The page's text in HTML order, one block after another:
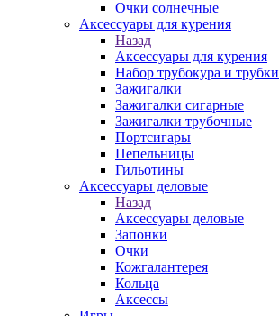
Очки солнечные
Аксессуары для курения
Назад
Аксессуары для курения
Набор трубокура и трубки
Зажигалки
Зажигалки сигарные
Зажигалки трубочные
Портсигары
Пепельницы
Гильотины
Аксессуары деловые
Назад
Аксессуары деловые
Запонки
Очки
Кожгалантерея
Кольца
Аксессы